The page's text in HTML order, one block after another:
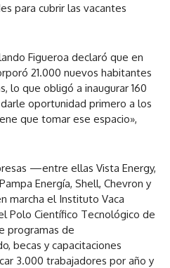
para cubrir las vacantes
Figueroa declaró que en
21.000 nuevos habitantes
lo que obligó a inaugurar 160
oportunidad primero a los
que tomar ese espacio»,
—entre ellas Vista Energy,
Energía, Shell, Chevron y
marcha el Instituto Vaca
Polo Científico Tecnológico de
programas de
becas y capacitaciones
3.000 trabajadores por año y